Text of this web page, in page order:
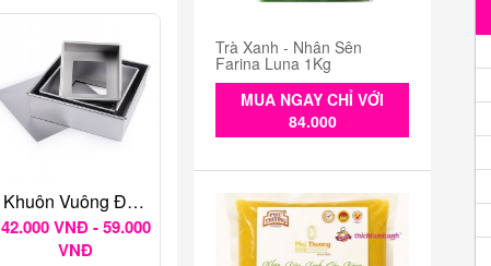
Khuôn Vuông Đáy Rời Nhiều Kích Thước
42.000 VNĐ - 59.000
VNĐ
Trà Xanh - Nhân Sên
Farina Luna 1Kg
MUA NGAY CHỈ VỚI
84.000